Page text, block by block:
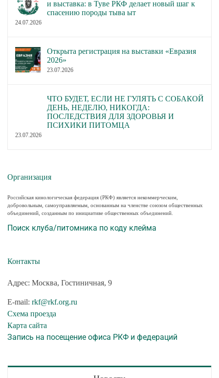
и выставка: в Туве РКФ делает новый шаг к
спасению породы тыва ыт
24.07.2026
Открыта регистрация на выставки «Евразия
2026»
23.07.2026
ЧТО БУДЕТ, ЕСЛИ НЕ ГУЛЯТЬ С СОБАКОЙ
ДЕНЬ, НЕДЕЛЮ, НИКОГДА:
ПОСЛЕДСТВИЯ ДЛЯ ЗДОРОВЬЯ И
ПСИХИКИ ПИТОМЦА
23.07.2026
Организация
Российская кинологическая федерация (РКФ) является некоммерческим,
добровольным, самоуправляемым, основанным на членстве союзом общественных
объединений, созданным по инициативе общественных объединений.
Поиск клуба/питомника по коду клейма
Контакты
Адрес: Москва, Гостиничная, 9
E-mail: rkf@rkf.org.ru
Схема проезда
Карта сайта
Запись на посещение офиса РКФ и федераций